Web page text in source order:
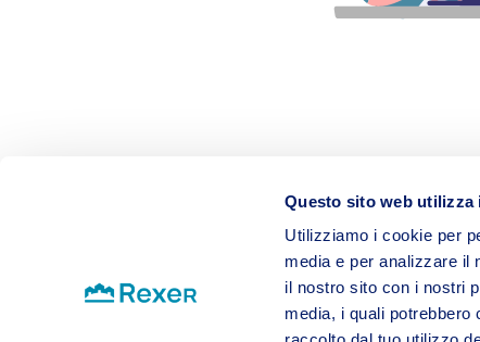
Questo sito web utilizza
Utilizziamo i cookie per
media e per analizzare il
il nostro sito con i nostri
media, i quali